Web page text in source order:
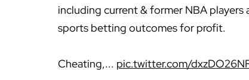
including current & former NBA players
sports betting outcomes for profit.
Cheating,... pic.twitter.com/